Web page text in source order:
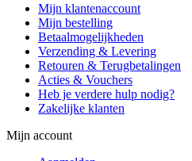
Mijn klantenaccount
Mijn bestelling
Betaalmogelijkheden
Verzending & Levering
Retouren & Terugbetalingen
Acties & Vouchers
Heb je verdere hulp nodig?
Zakelijke klanten
Mijn account